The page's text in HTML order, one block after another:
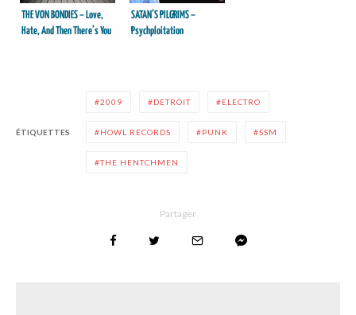
THE VON BONDIES – Love,
Hate, And Then There’s You
SATAN’S PILGRIMS –
Psychploitation
ÉTIQUETTES
2009 DETROIT ELECTRO
HOWL RECORDS PUNK SSM
THE HENTCHMEN
Partager